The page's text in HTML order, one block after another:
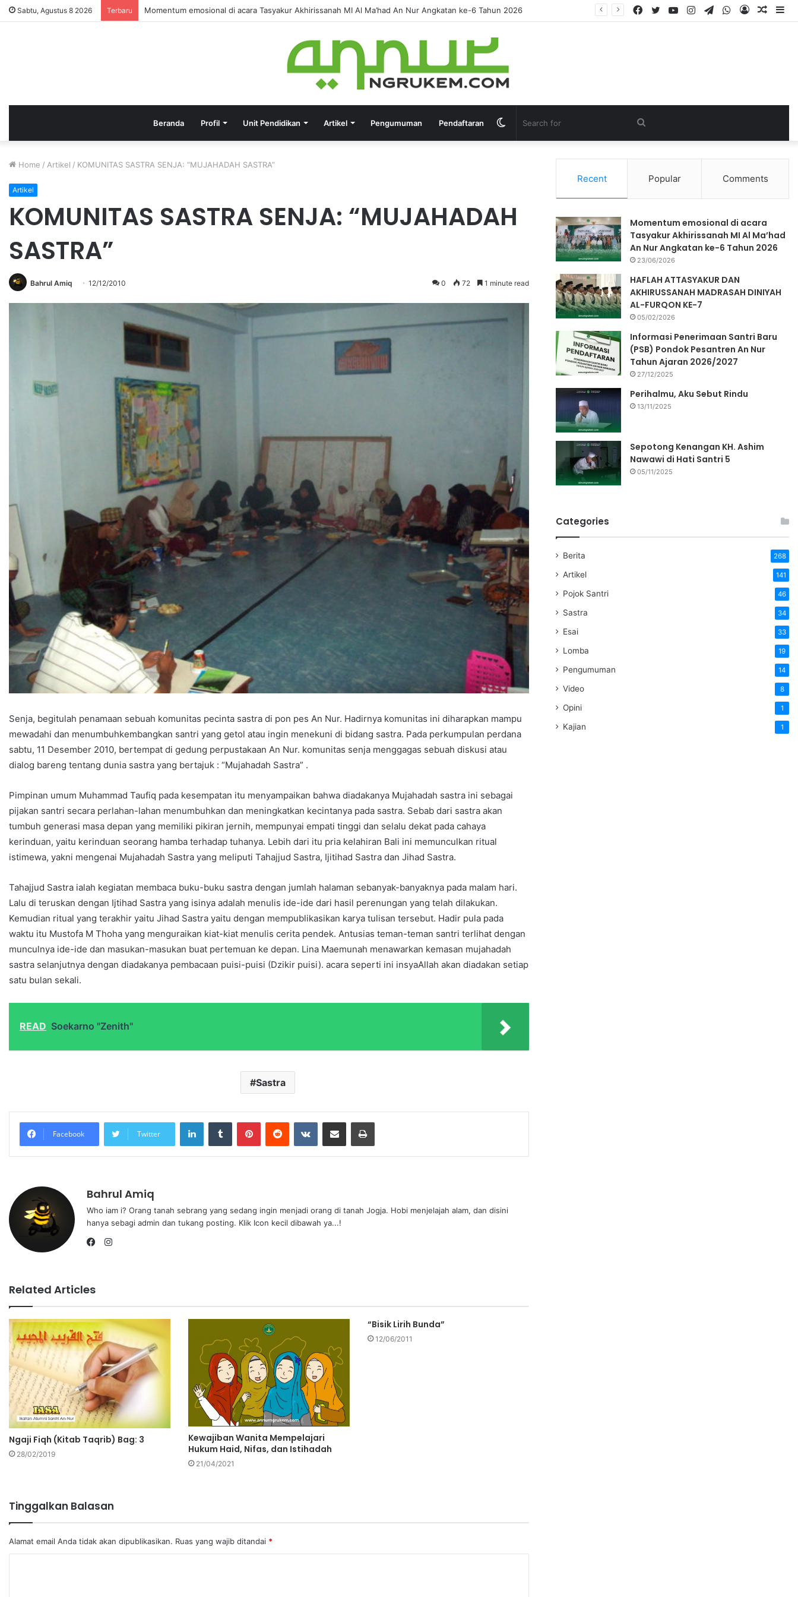
Sabtu, Agustus 8 2026 Terbaru HAFLAH ATTASYAKUR DAN AKHIRUSSANAH MADRASAH DINIYAH AL-FURQON KE-7
Beranda Profil Unit Pendidikan Artikel Pengumuman Pendaftaran
Home / Artikel / KOMUNITAS SASTRA SENJA: “MUJAHADAH SASTRA”
Artikel
KOMUNITAS SASTRA SENJA: “MUJAHADAH
SASTRA”
Bahrul Amiq 12/12/2010 0 72 1 minute read
Senja, begitulah penamaan sebuah komunitas pecinta sastra di pon pes An Nur. Hadirnya komunitas ini diharapkan mampu
mewadahi dan menumbuhkembangkan santri yang getol atau ingin menekuni di bidang sastra. Pada perkumpulan perdana
sabtu, 11 Desember 2010, bertempat di gedung perpustakaan An Nur. komunitas senja menggagas sebuah diskusi atau
dialog bareng tentang dunia sastra yang bertajuk : “Mujahadah Sastra” .
Pimpinan umum Muhammad Taufiq pada kesempatan itu menyampaikan bahwa diadakanya Mujahadah sastra ini sebagai
pijakan santri secara perlahan-lahan menumbuhkan dan meningkatkan kecintanya pada sastra. Sebab dari sastra akan
tumbuh generasi masa depan yang memiliki pikiran jernih, mempunyai empati tinggi dan selalu dekat pada cahaya
kerinduan, yaitu kerinduan seorang hamba terhadap tuhanya. Lebih dari itu pria kelahiran Bali ini memunculkan ritual
istimewa, yakni mengenai Mujahadah Sastra yang meliputi Tahajjud Sastra, Ijitihad Sastra dan Jihad Sastra.
Tahajjud Sastra ialah kegiatan membaca buku-buku sastra dengan jumlah halaman sebanyak-banyaknya pada malam hari.
Lalu di teruskan dengan Ijtihad Sastra yang isinya adalah menulis ide-ide dari hasil perenungan yang telah dilakukan.
Kemudian ritual yang terakhir yaitu Jihad Sastra yaitu dengan mempublikasikan karya tulisan tersebut. Hadir pula pada
waktu itu Mustofa M Thoha yang menguraikan kiat-kiat menulis cerita pendek. Antusias teman-teman santri terlihat dengan
munculnya ide-ide dan masukan-masukan buat pertemuan ke depan. Lina Maemunah menawarkan kemasan mujahadah
sastra selanjutnya dengan diadakanya pembacaan puisi-puisi (Dzikir puisi). acara seperti ini insyaAllah akan diadakan setiap
satu bulan sekali.
READ Soekarno "Zenith"
Sastra
Facebook Twitter
Bahrul Amiq
Who iam i? Orang tanah sebrang yang sedang ingin menjadi orang di tanah Jogja. Hobi menjelajah alam, dan disini
hanya sebagi admin dan tukang posting. Klik Icon kecil dibawah ya...!
Related Articles
Ngaji Fiqh (Kitab Taqrib) Bag: 3
28/02/2019
Kewajiban Wanita Mempelajari
Hukum Haid, Nifas, dan Istihadah
21/04/2021
“Bisik Lirih Bunda”
12/06/2011
Tinggalkan Balasan
Alamat email Anda tidak akan dipublikasikan. Ruas yang wajib ditandai *
Recent Popular Comments
Momentum emosional di acara
Tasyakur Akhirissanah MI Al Ma’had
An Nur Angkatan ke-6 Tahun 2026
23/06/2026
HAFLAH ATTASYAKUR DAN
AKHIRUSSANAH MADRASAH DINIYAH
AL-FURQON KE-7
05/02/2026
Informasi Penerimaan Santri Baru
(PSB) Pondok Pesantren An Nur
Tahun Ajaran 2026/2027
27/12/2025
Perihalmu, Aku Sebut Rindu
13/11/2025
Sepotong Kenangan KH. Ashim
Nawawi di Hati Santri 5
05/11/2025
Categories
Berita 268
Artikel 141
Pojok Santri 46
Sastra 34
Esai 33
Lomba 19
Pengumuman 14
Video 8
Opini 1
Kajian 1